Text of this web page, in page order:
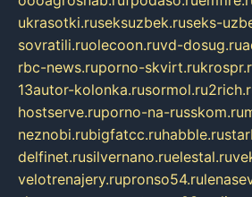
ukrasotki.ruseksuzbek.ruseks-
sovratili.ruolecoon.ruvd-dosug.ru
rbc-news.ruporno-skvirt.ru
13autor-kolonka.rusormol.ru
hostserve.ruporno-na-russkom.ru
neznobi.rubigfatcc.ruhabble.ru
delfinet.rusilvernano.ruelestal.ru
velotrenajery.rupronso54.ru